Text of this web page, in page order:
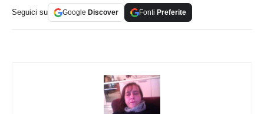
Seguici su Google Discover Fonti Preferite